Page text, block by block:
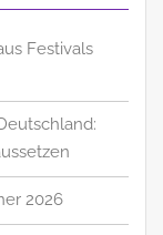
Festivals
2026